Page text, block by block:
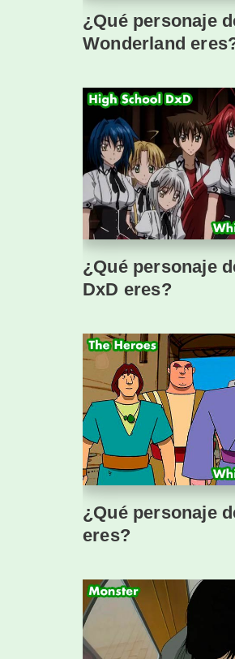
¿Qué personaje
Wonderland
¿Qué personaje
DxD eres?
¿Qué personaje
eres?